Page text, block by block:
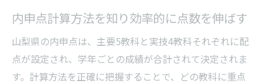
実技教科重視で内申点を高める方法とは
内申点に直結する実技教科の攻略ポイント
苦手実技教科でも内申点を落とさないコツ
評価基準を知り内申点アップを目指す勉強
内申点計算方法を知り効率的に点数を伸ばす
山梨県の内申点は、主要5教科と実技4教科それぞれに配
点が設定され、学年ごとの成績が合計されて決定されま
す。計算方法を正確に把握することで、どの教科に重点